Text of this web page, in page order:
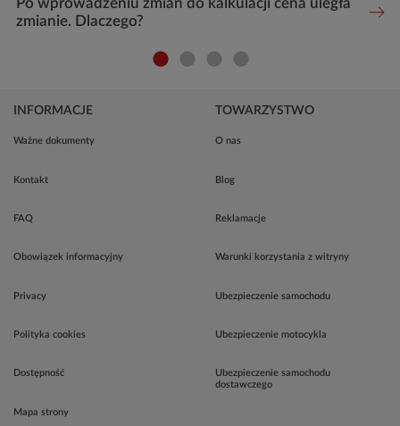
Po wprowadzeniu zmian do kalkulacji cena uległa
zmianie. Dlaczego?
INFORMACJE
Ważne dokumenty
Kontakt
FAQ
Obowiązek informacyjny
Privacy
Polityka cookies
Dostępność
Mapa strony
TOWARZYSTWO
O nas
Blog
Reklamacje
Warunki korzystania z witryny
Ubezpieczenie samochodu
Ubezpieczenie motocykla
Ubezpieczenie samochodu
dostawczego